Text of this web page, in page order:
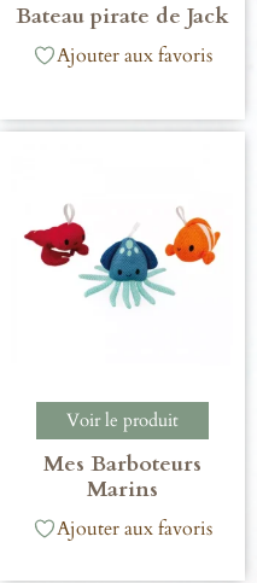
Bateau pirate de Jack
Ajouter aux favoris
Voir le produit
Mes Barboteurs
Marins
Ajouter aux favoris